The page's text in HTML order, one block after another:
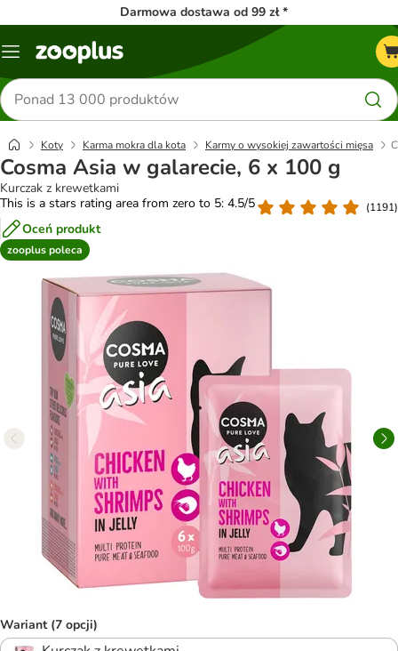
Darmowa dostawa od 99 zł *
Menu
Szukaj
produktów
Koty Karma mokra dla kota Karmy o wysokiej zawartości mięsa
Cosma Asia w galarecie, 6 x 100 g
Kurczak z krewetkami
This is a stars rating area from zero to 5: 4.5/5
(1191)
Oceń produkt
zooplus poleca
Wariant (7 opcji)